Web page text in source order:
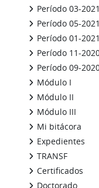
Período 03-2021
Período 05-2021
Período 01-2021
Período 11-
Período 09-
Módulo I
Módulo II
Módulo III
Mi bitácora
Expedientes
TRANSF
Certificados
Doctorado